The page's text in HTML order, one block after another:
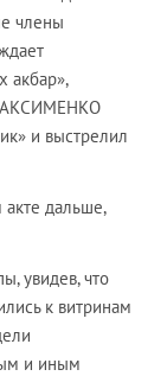
члены
акбар»,
и выстрелил
акте дальше,
увидев, что
к витринам
и иным